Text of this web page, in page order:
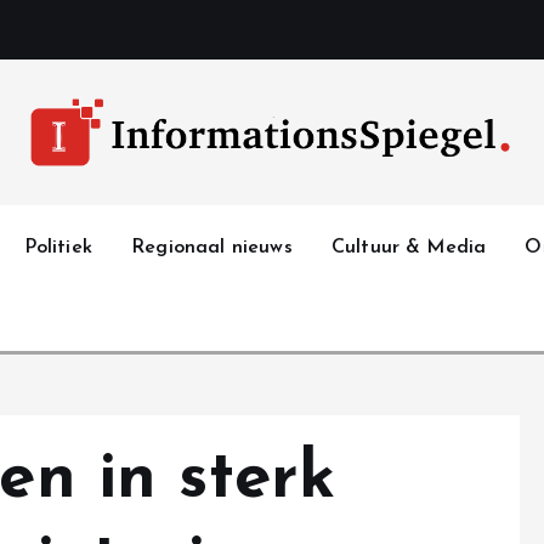
Politiek Regionaal nieuws Cultuur & Media
in sterk